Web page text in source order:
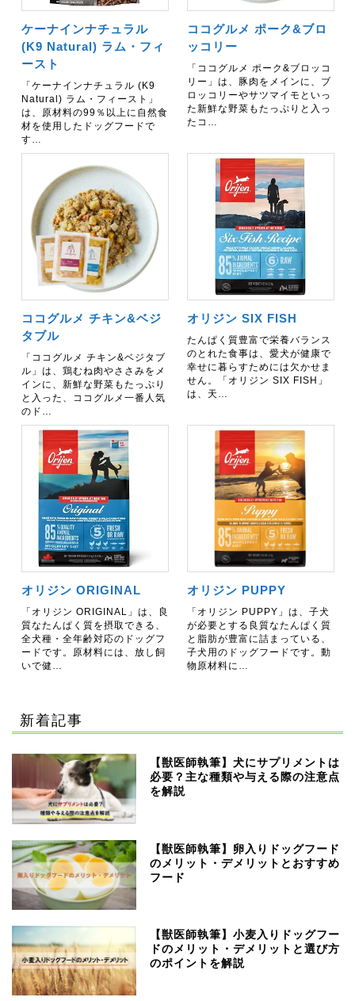
ケーナインナチュラル
(K9 Natural) ラム・フィ
ースト
「ケーナインナチュラル (K9
Natural) ラム・フィースト」
は、原材料の99％以上に自然食
材を使用したドッグフードで
す…
ココグルメ ポーク&ブロ
ッコリー
「ココグルメ ポーク&ブロッコ
リー」は、豚肉をメインに、ブ
ロッコリーやサツマイモといっ
た新鮮な野菜もたっぷりと入っ
たコ…
ココグルメ チキン&ベジ
タブル
「ココグルメ チキン&ベジタブ
ル」は、鶏むね肉やささみをメ
インに、新鮮な野菜もたっぷり
と入った、ココグルメ一番人気
のド…
オリジン SIX FISH
たんぱく質豊富で栄養バランス
のとれた食事は、愛犬が健康で
幸せに暮らすためには欠かせま
せん。「オリジン SIX FISH」
は、天…
オリジン ORIGINAL
「オリジン ORIGINAL」は、良
質なたんぱく質を摂取できる、
全犬種・全年齢対応のドッグフ
ードです。原材料には、放し飼
いで健…
オリジン PUPPY
「オリジン PUPPY」は、子犬
が必要とする良質なたんぱく質
と脂肪が豊富に詰まっている、
子犬用のドッグフードです。動
物原材料に…
新着記事
【獣医師執筆】犬にサプリメントは
必要？主な種類や与える際の注意点
を解説
【獣医師執筆】卵入りドッグフード
のメリット・デメリットとおすすめ
フード
【獣医師執筆】小麦入りドッグフー
ドのメリット・デメリットと選び方
のポイントを解説